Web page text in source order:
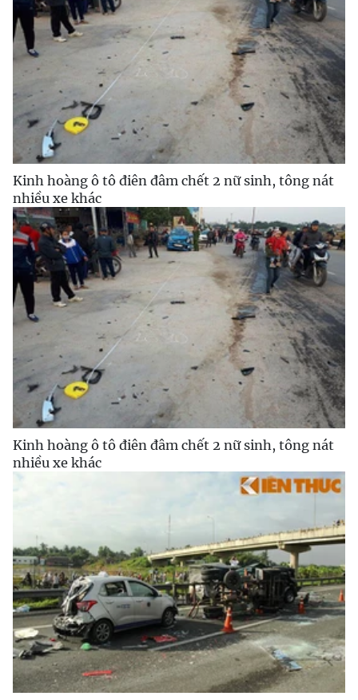
Kinh hoàng ô tô điên đâm chết 2 nữ sinh, tông nát
nhiều xe khác
Kinh hoàng ô tô điên đâm chết 2 nữ sinh, tông nát
nhiều xe khác